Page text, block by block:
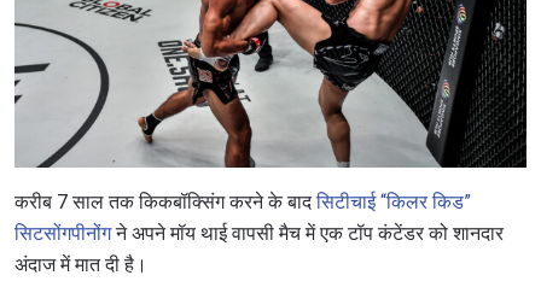
करीब 7 साल तक किकबॉक्सिंग करने के बादसिटीचाई “किलर किड”
सिटसोंगपीनोंगने अपने मॉय थाई वापसी मैच में एक टॉप कंटेंडर को शानदार
अंदाज में मात दी है।